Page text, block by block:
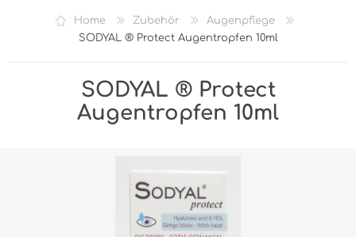
WUNSCHLISTE
Home Zubehör
Augenpflege
SODYAL ® Protect Augentropfen 10ml
SODYAL ® Protect
Augentropfen 10ml